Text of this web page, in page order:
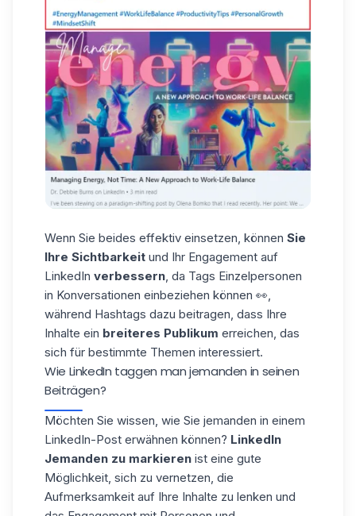
Wenn Sie beides effektiv einsetzen, können Sie
Ihre Sichtbarkeit und Ihr Engagement auf
LinkedIn verbessern , da Tags Einzelpersonen
in Konversationen einbeziehen können 👀,
während Hashtags dazu beitragen, dass Ihre
Inhalte ein breiteres Publikum erreichen, das
sich für bestimmte Themen interessiert.
Wie LinkedIn taggen man jemanden in seinen
Beiträgen?
Möchten Sie wissen, wie Sie jemanden in einem
LinkedIn-Post erwähnen können? LinkedIn
Jemanden zu markieren ist eine gute
Möglichkeit, sich zu vernetzen , die
Aufmerksamkeit auf Ihre Inhalte zu lenken und